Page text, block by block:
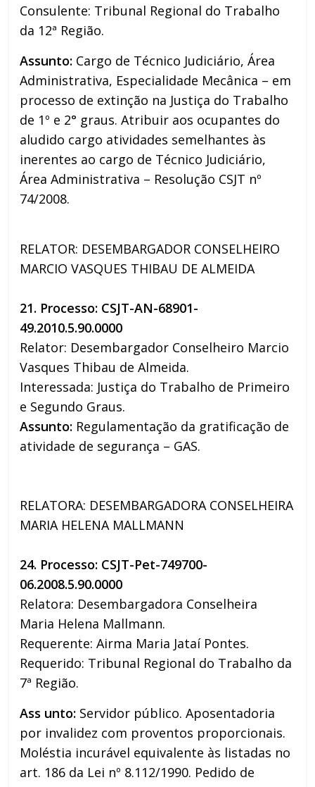
Consulente: Tribunal Regional do Trabalho
da 12ª Região.
Assunto: Cargo de Técnico Judiciário, Área
Administrativa, Especialidade Mecânica – em
processo de extinção na Justiça do Trabalho
de 1º e 2° graus. Atribuir aos ocupantes do
aludido cargo atividades semelhantes às
inerentes ao cargo de Técnico Judiciário,
Área Administrativa – Resolução CSJT nº
74/2008.
RELATOR: DESEMBARGADOR CONSELHEIRO
MARCIO VASQUES THIBAU DE ALMEIDA
21. Processo: CSJT-AN-68901-
49.2010.5.90.0000
Relator: Desembargador Conselheiro Marcio
Vasques Thibau de Almeida.
Interessada: Justiça do Trabalho de Primeiro
e Segundo Graus.
Assunto: Regulamentação da gratificação de
atividade de segurança – GAS.
RELATORA: DESEMBARGADORA CONSELHEIRA
MARIA HELENA MALLMANN
24. Processo: CSJT-Pet-749700-
06.2008.5.90.0000
Relatora: Desembargadora Conselheira
Maria Helena Mallmann.
Requerente: Airma Maria Jataí Pontes.
Requerido: Tribunal Regional do Trabalho da
7ª Região.
Ass unto: Servidor público. Aposentadoria
por invalidez com proventos proporcionais.
Moléstia incurável equivalente às listadas no
art. 186 da Lei nº 8.112/1990. Pedido de